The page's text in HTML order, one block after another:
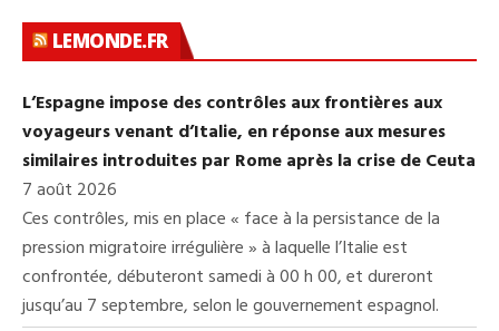
LEMONDE.FR
L’Espagne impose des contrôles aux frontières aux
voyageurs venant d’Italie, en réponse aux mesures
similaires introduites par Rome après la crise de Ceuta
7 août 2026
Ces contrôles, mis en place « face à la persistance de la
pression migratoire irrégulière » à laquelle l’Italie est
confrontée, débuteront samedi à 00 h 00, et dureront
jusqu’au 7 septembre, selon le gouvernement espagnol.